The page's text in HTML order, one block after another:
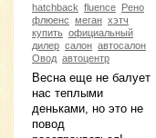
hatchback fluence Рено
флюенс меган хэтч
купить официальный
дилер салон автосалон
Овод автоцентр
Весна еще не балует
нас теплыми
деньками, но это не
повод